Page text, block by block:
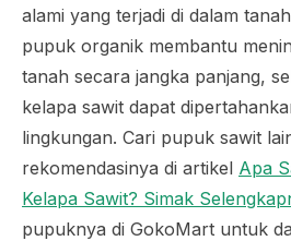
alami yang terjadi di dalam
pupuk organik membantu
tanah secara jangka panjang,
kelapa sawit dapat
lingkungan. Cari pupuk sawit
rekomendasinya di artikel Apa
Kelapa Sawit? Simak
pupuknya di GokoMart untuk